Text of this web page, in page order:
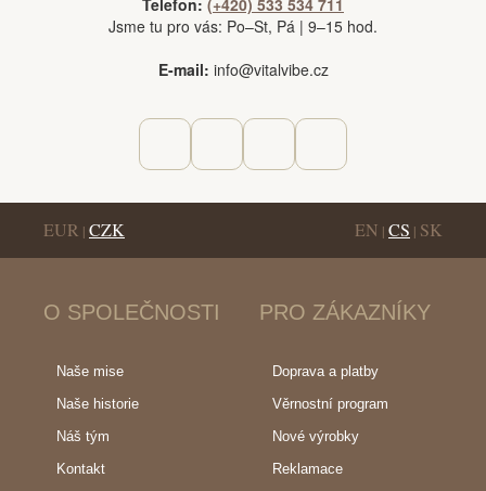
Telefon: (+420) 533 534 711
Jsme tu pro vás: Po–St, Pá | 9–15 hod.
E-mail: info@vitalvibe.cz
EUR | CZK EN | CS | SK
O SPOLEČNOSTI
Naše mise
Naše historie
Náš tým
Kontakt
PRO ZÁKAZNÍKY
Doprava a platby
Věrnostní program
Nové výrobky
Reklamace